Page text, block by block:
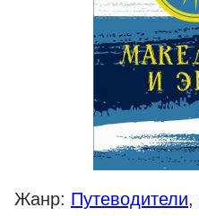
Жанр: Путеводители,